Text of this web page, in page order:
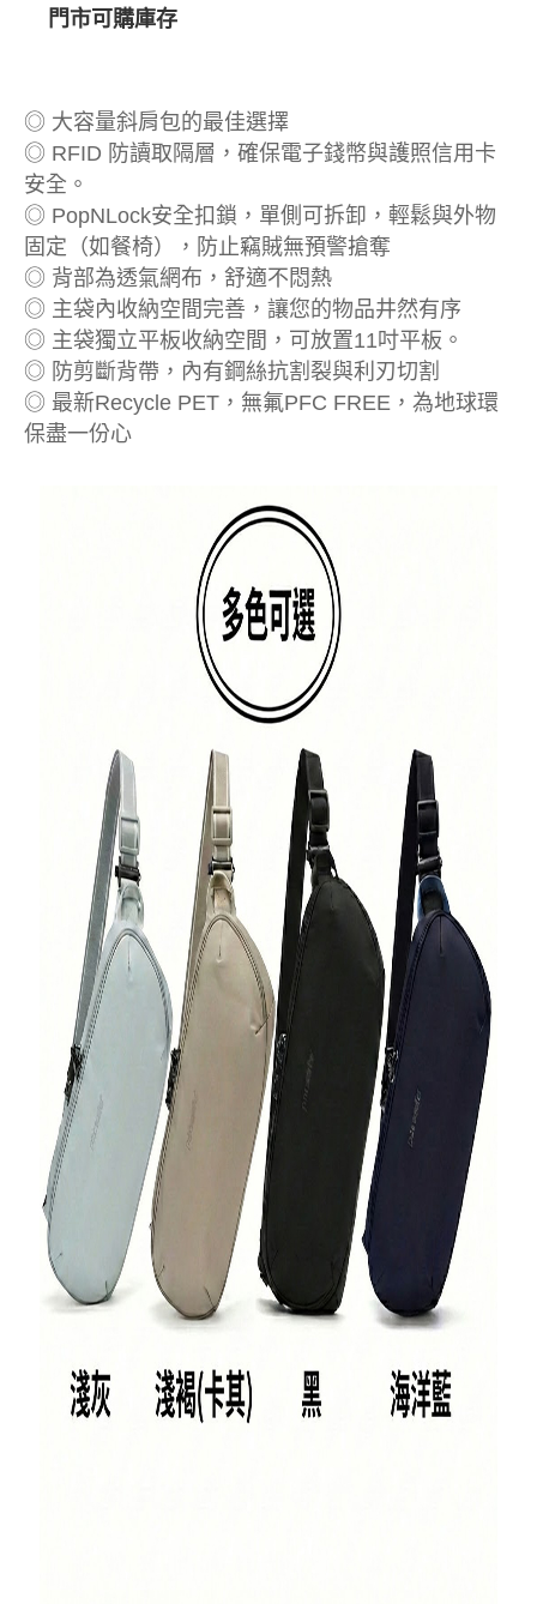
門市可購庫存
◎ 大容量斜肩包的最佳選擇
◎ RFID 防讀取隔層，確保電子錢幣與護照信用卡
安全。
◎ PopNLock安全扣鎖，單側可拆卸，輕鬆與外物
固定（如餐椅），防止竊賊無預警搶奪
◎ 背部為透氣網布，舒適不悶熱
◎ 主袋內收納空間完善，讓您的物品井然有序
◎ 主袋獨立平板收納空間，可放置11吋平板。
◎ 防剪斷背帶，內有鋼絲抗割裂與利刃切割
◎ 最新Recycle PET，無氟PFC FREE，為地球環
保盡一份心